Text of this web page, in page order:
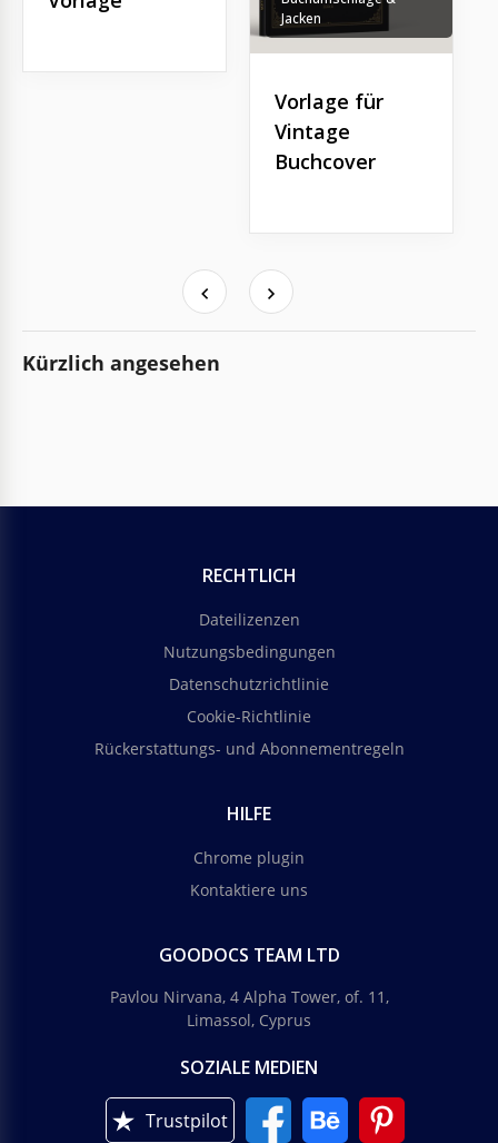
Jacken
Vorlage für
Vintage
Buchcover
Kürzlich angesehen
RECHTLICH
Dateilizenzen
Nutzungsbedingungen
Datenschutzrichtlinie
Cookie-Richtlinie
Rückerstattungs- und Abonnementregeln
HILFE
Chrome plugin
Kontaktiere uns
GOODOCS TEAM LTD
Pavlou Nirvana, 4 Alpha Tower, of. 11,
Limassol, Cyprus
SOZIALE MEDIEN
Trustpilot